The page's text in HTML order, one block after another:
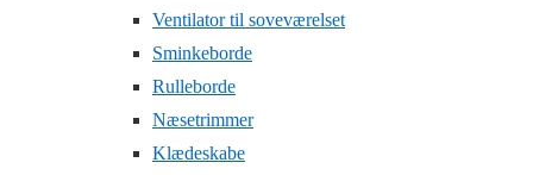
Ventilator til soveværelset
Sminkeborde
Rulleborde
Næsetrimmer
Klædeskabe